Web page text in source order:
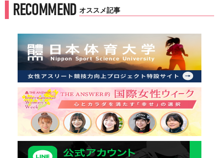
RECOMMEND オススメ記事